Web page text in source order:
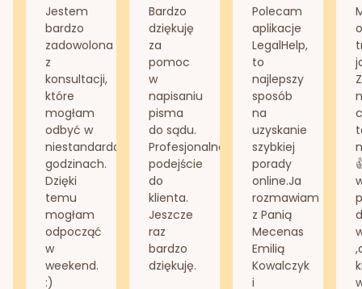
Jestem
bardzo
zadowolona
z
konsultacji,
które
mogłam
odbyć w
niestandardowych
godzinach.
Dzięki
temu
mogłam
odpocząć
w
weekend.
:)
Bardzo
dziękuję
za
pomoc
w
napisaniu
pisma
do sądu.
Profesjonalne
podejście
do
klienta.
Jeszcze
raz
bardzo
dziękuję.
Polecam
aplikacje
LegalHelp,
to
najlepszy
sposób
na
uzyskanie
szybkiej
porady
online.Ja
rozmawiam
z Panią
Mecenas
Emilią
Kowalczyk
i